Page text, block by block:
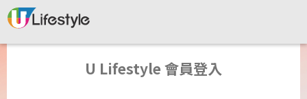
U Lifestyle 會員登入